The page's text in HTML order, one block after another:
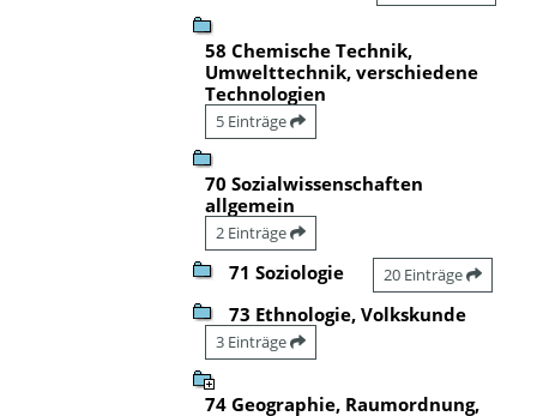
58 Chemische Technik,
Umwelttechnik, verschiedene
Technologien
5 Einträge
70 Sozialwissenschaften
allgemein
2 Einträge
71 Soziologie 20 Einträge
73 Ethnologie, Volkskunde
3 Einträge
74 Geographie, Raumordnung,